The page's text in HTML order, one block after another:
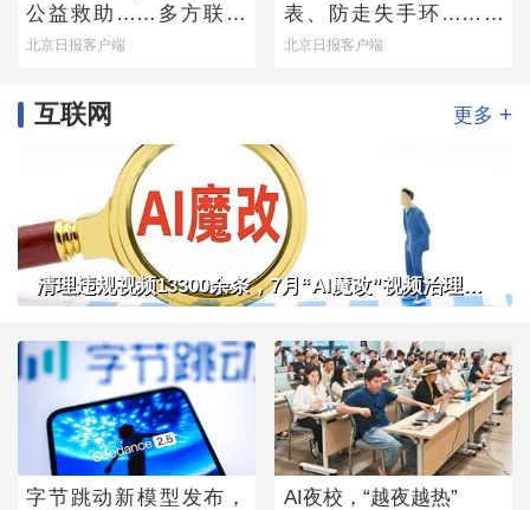
公益救助……多方联手
撑起防走失网络
北京日报客户端
表、防走失手环……老
人为何不愿用？
北京日报客户端
互联网 更多 +
清理违规视频13300余条，7月“AI魔改”视频治理成果公布
字节跳动新模型发布，
AI夜校，“越夜越热”